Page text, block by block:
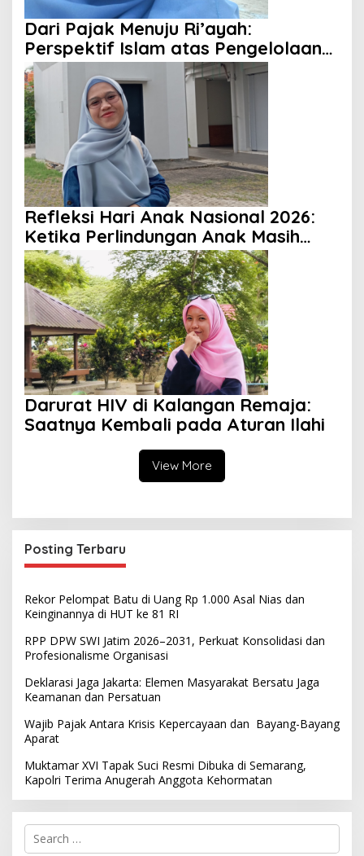
Dari Pajak Menuju Ri’ayah:
Perspektif Islam atas Pengelolaan
Keuangan Negara
Refleksi Hari Anak Nasional 2026:
Ketika Perlindungan Anak Masih
Menjadi Ilusi
Darurat HIV di Kalangan Remaja:
Saatnya Kembali pada Aturan Ilahi
View More
Posting Terbaru
Rekor Pelompat Batu di Uang Rp 1.000 Asal Nias dan
Keinginannya di HUT ke 81 RI
RPP DPW SWI Jatim 2026–2031, Perkuat Konsolidasi dan
Profesionalisme Organisasi
Deklarasi Jaga Jakarta: Elemen Masyarakat Bersatu Jaga
Keamanan dan Persatuan
Wajib Pajak Antara Krisis Kepercayaan dan Bayang-Bayang
Aparat
Muktamar XVI Tapak Suci Resmi Dibuka di Semarang,
Kapolri Terima Anugerah Anggota Kehormatan
S